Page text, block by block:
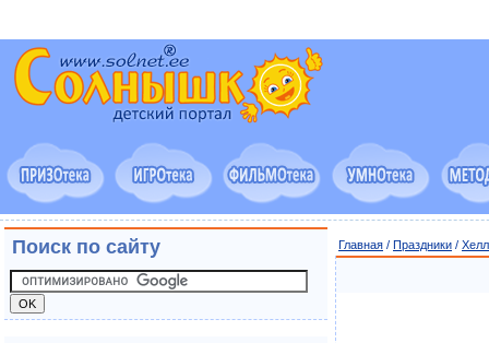
Главная / Праздники /
Поиск по сайту